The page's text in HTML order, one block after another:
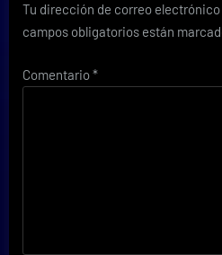
Tu dirección de correo
campos obligatorios están
Comentario*